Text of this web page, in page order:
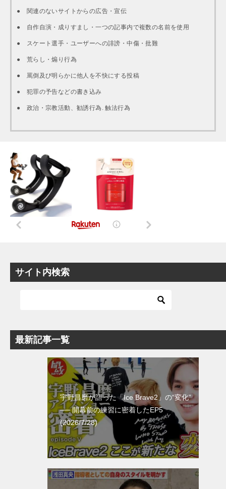
● 関連のないサイトからの広告・宣伝
● 自作自演・成りすまし・一つの記事内で複数の名前を使用
● スケート選手・ユーザーへの誹謗・中傷・批難
● 荒らし・煽り行為
● 罵倒及び明らかに他人を不快にする投稿
● 犯罪の予告などの書き込み
● 政治・宗教活動、勧誘行為. 触法行為
サイト内検索
最新記事一覧
宇野昌磨が語った「Ice Brave2」の“変化”
── 開幕前の練習に密着したEP5
(2026/7/28)